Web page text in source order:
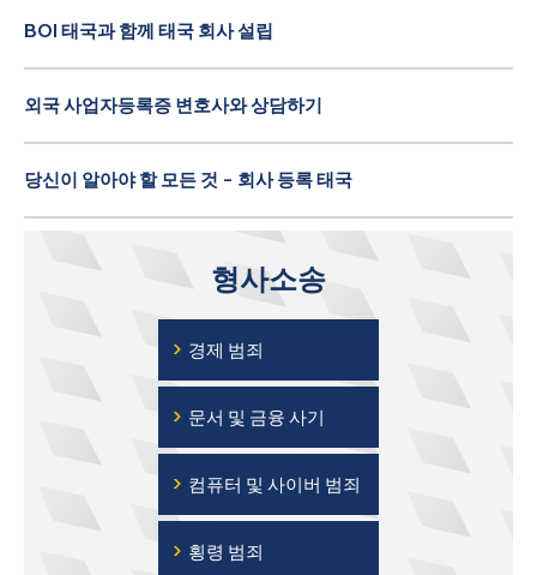
BOI 태국과 함께 태국 회사 설립
외국 사업자등록증 변호사와 상담하기
당신이 알아야 할 모든 것 - 회사 등록 태국
형사소송
› 경제 범죄
› 문서 및 금융 사기
› 컴퓨터 및 사이버 범죄
› 횡령 범죄